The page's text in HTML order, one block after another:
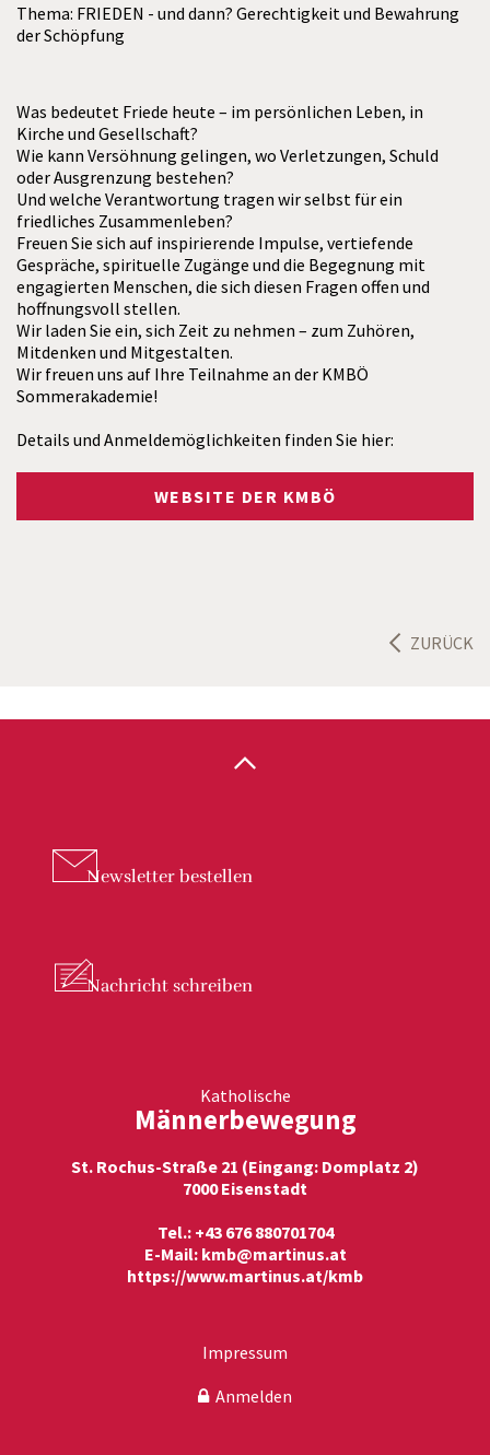
Thema: FRIEDEN - und dann? Gerechtigkeit und Bewahrung
der Schöpfung
Was bedeutet Friede heute – im persönlichen Leben, in
Kirche und Gesellschaft?
Wie kann Versöhnung gelingen, wo Verletzungen, Schuld
oder Ausgrenzung bestehen?
Und welche Verantwortung tragen wir selbst für ein
friedliches Zusammenleben?
Freuen Sie sich auf inspirierende Impulse, vertiefende
Gespräche, spirituelle Zugänge und die Begegnung mit
engagierten Menschen, die sich diesen Fragen offen und
hoffnungsvoll stellen.
Wir laden Sie ein, sich Zeit zu nehmen – zum Zuhören,
Mitdenken und Mitgestalten.
Wir freuen uns auf Ihre Teilnahme an der KMBÖ
Sommerakademie!
Details und Anmeldemöglichkeiten finden Sie hier:
WEBSITE DER KMBÖ
ZURÜCK
Newsletter bestellen
Nachricht schreiben
Katholische
Männerbewegung
St. Rochus-Straße 21 (Eingang: Domplatz 2)
7000 Eisenstadt
Tel.: +43 676 880701704
E-Mail: kmb@martinus.at
https://www.martinus.at/kmb
Impressum
Anmelden